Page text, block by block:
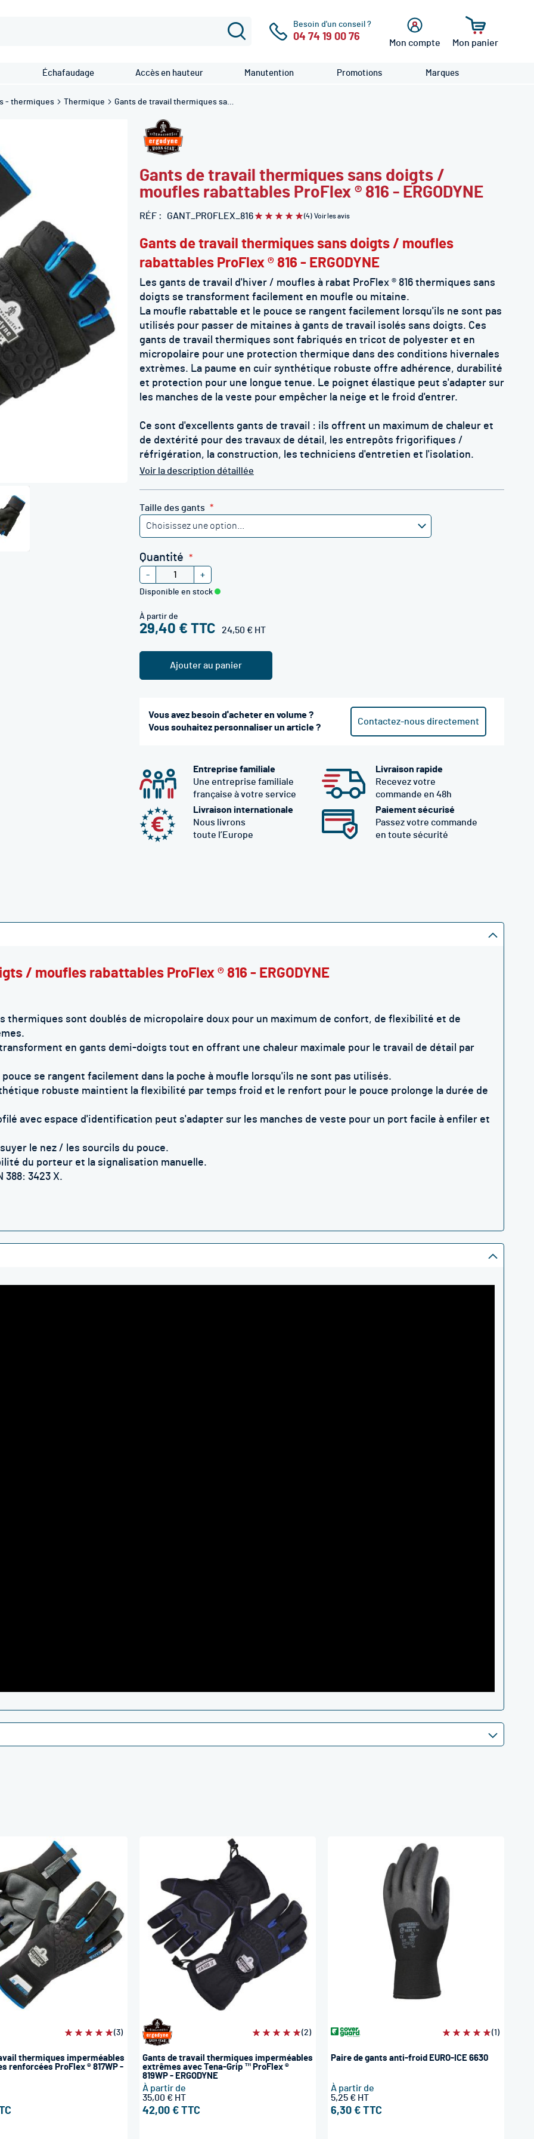
Besoin d'un conseil ?
04 74 19 00 76
Mon compte
connecter
Mon panier
Échafaudage Accès en hauteur Manutention Promotions Marques
- thermiques Thermique Gants de travail thermiques sans doigts / moufles rabattables ProFlex ® 816 - ERGODYNE
Gants de travail thermiques sans doigts /
moufles rabattables ProFlex ® 816 - ERGODYNE
RÉF GANT_PROFLEX_816Évaluation:(4) Voir les avis
Gants de travail thermiques sans doigts / moufles
rabattables ProFlex ® 816 - ERGODYNE
Les gants de travail d'hiver / moufles à rabat ProFlex ® 816 thermiques sans
doigts se transforment facilement en moufle ou mitaine.
La moufle rabattable et le pouce se rangent facilement lorsqu'ils ne sont pas
utilisés pour passer de mitaines à gants de travail isolés sans doigts. Ces
gants de travail thermiques sont fabriqués en tricot de polyester et en
micropolaire pour une protection thermique dans des conditions hivernales
extrèmes. La paume en cuir synthétique robuste offre adhérence, durabilité
et protection pour une longue tenue. Le poignet élastique peut s'adapter sur
les manches de la veste pour empêcher la neige et le froid d'entrer.
Ce sont d'excellents gants de travail : ils offrent un maximum de chaleur et
de dextérité pour des travaux de détail, les entrepôts frigorifiques /
réfrigération, la construction, les techniciens d'entretien et l'isolation.
Voir la description détaillée
Taille des gants
Quantité
- +
À partir de
29,40 € 24,50 €
Disponible en stock
Ajouter au panier
Vous avez besoin d'acheter en volume ?
Vous souhaitez personnaliser un article ?
Contactez-nous directement
Entreprise familiale
Une entreprise familiale
française à votre service
Livraison rapide
Recevez votre
commande en 48h
Livraison internationale
Nous livrons
toute l’Europe
Paiement sécurisé
Passez votre commande
en toute sécurité
/ moufles rabattables ProFlex ® 816 - ERGODYNE
thermiques sont doublés de micropolaire doux pour un maximum de confort, de flexibilité et de
.
transforment en gants demi-doigts tout en offrant une chaleur maximale pour le travail de détail par
pouce se rangent facilement dans la poche à moufle lorsqu'ils ne sont pas utilisés.
robuste maintient la flexibilité par temps froid et le renfort pour le pouce prolonge la durée de
avec espace d'identification peut s'adapter sur les manches de veste pour un port facile à enfiler et
le nez / les sourcils du pouce.
du porteur et la signalisation manuelle.
388: 3423 X.
Évaluation:(3)
thermiques imperméables
renforcées ProFlex ® 817WP -
Évaluation:(2)
Gants de travail thermiques imperméables
extrêmes avec Tena-Grip ™ ProFlex ®
819WP - ERGODYNE
À partir de
42,00 €
35,00 €
Évaluation:(1)
Paire de gants anti-froid EURO-ICE 6630
À partir de
6,30 €
5,25 €